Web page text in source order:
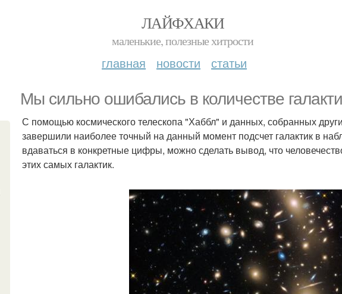
ЛАЙФХАКИ
маленькие, полезные хитрости
главная новости статьи
Мы сильно ошибались в количестве
С помощью космического телескопа "Хаббл" и данных, собранных
завершили наиболее точный на данный момент подсчет галактик в
вдаваться в конкретные цифры, можно сделать вывод, что
этих самых галактик.